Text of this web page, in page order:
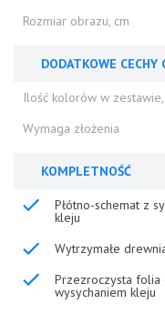
Rozmiar obrazu, cm
DODATKOWE CECHY
Ilość kolorów w
Wymaga złożenia
KOMPLETNOŚĆ
Płótno-schemat z
kleju
Wytrzymałe
Przezroczysta folia
wysychaniem kleju